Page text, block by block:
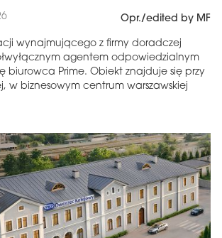
Opr./edited by MF
wynajmującego z firmy doradczej
agentem odpowiedzialnym
biurowca Prime. Obiekt znajduje się przy
w biznesowym centrum warszawskiej